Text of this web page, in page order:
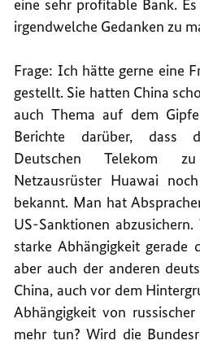
eine sehr profitable Bank.
irgendwelche Gedanken zu
Frage: Ich hätte gerne eine
gestellt. Sie hatten China
auch Thema auf dem
Berichte darüber, dass
Deutschen Telekom
Netzausrüster Huawai
bekannt. Man hat
US-Sanktionen
starke Abhängigkeit gerade
aber auch der anderen
China, auch vor dem
Abhängigkeit von
mehr tun? Wird die